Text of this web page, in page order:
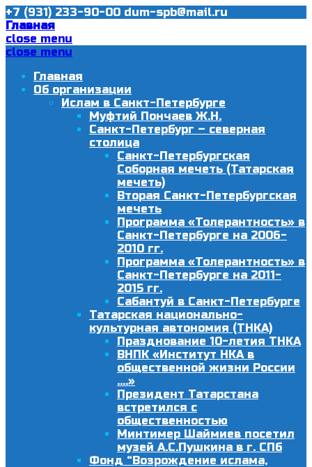
+7 (931) 233-90-00 dum-spb@mail.ru
Главная
close menu
close menu
Главная
Об организации
Ислам в Санкт-Петербурге
Муфтий Пончаев Ж.Н.
Санкт-Петербург – северная
столица
Санкт-Петербургская
Соборная мечеть (Татарская
мечеть)
Вторая Санкт-Петербургская
мечеть
Программа «Толерантность» в
Санкт-Петербурге на 2006-
2010 гг.
Программа «Толерантность» в
Санкт-Петербурге на 2011-
2015 гг.
Сабантуй в Санкт-Петербурге
Татарская национально-
культурная автономия (ТНКА)
Празднование 10-летия ТНКА
ВНПК «Институт НКА в
общественной жизни России
….»
Президент Татарстана
встретился с
общественностью
Минтимер Шаймиев посетил
музей А.С.Пушкина в г. СПб
Фонд “Возрождение ислама,